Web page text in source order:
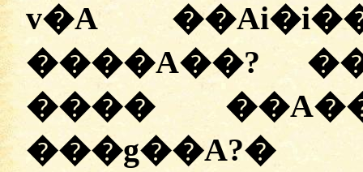
v�A
����A��?
����
���g��A?�